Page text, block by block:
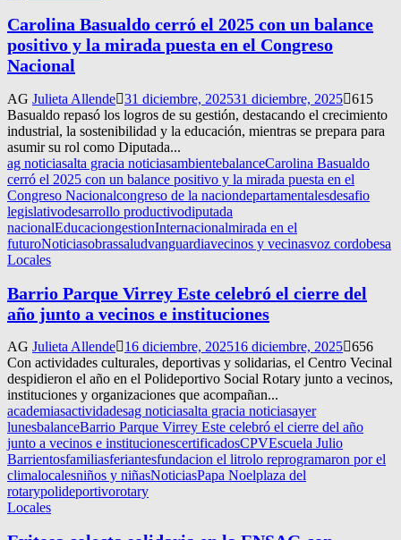
Carolina Basualdo cerró el 2025 con un balance
positivo y la mirada puesta en el Congreso
Nacional
AG Julieta Allende 31 diciembre, 202531 diciembre, 2025 615
Basualdo repasó los logros de su gestión, destacando el crecimiento
industrial, la sostenibilidad y la educación, mientras se prepara para
asumir su rol como Diputada...
ag noticiasalta gracia noticiasambientebalanceCarolina Basualdo
cerró el 2025 con un balance positivo y la mirada puesta en el
Congreso Nacionalcongreso de la naciondepartamentalesdesafio
legislativodesarrollo productivodiputada
nacionalEducaciongestionInternacionalmirada en el
futuroNoticiasobrassaludvanguardiavecinos y vecinasvoz cordobesa
Locales
Barrio Parque Virrey Este celebró el cierre del
año junto a vecinos e instituciones
AG Julieta Allende 16 diciembre, 202516 diciembre, 2025 656
Con actividades culturales, deportivas y solidarias, el Centro Vecinal
despidieron el año en el Polideportivo Social Rotary junto a vecinos,
instituciones y organizaciones que acompañan...
academiasactividadesag noticiasalta gracia noticiasayer
lunesbalanceBarrio Parque Virrey Este celebró el cierre del año
junto a vecinos e institucionescertificadosCPVEscuela Julio
Barrientosfamiliasferiantesfundacion el litrolo reprogramaron por el
climalocalesniños y niñasNoticiasPapa Noelplaza del
rotarypolideportivorotary
Locales